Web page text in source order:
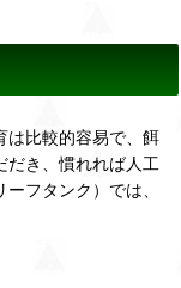
は比較的容易で、餌
だき、慣れれば人工
フタンク）では、